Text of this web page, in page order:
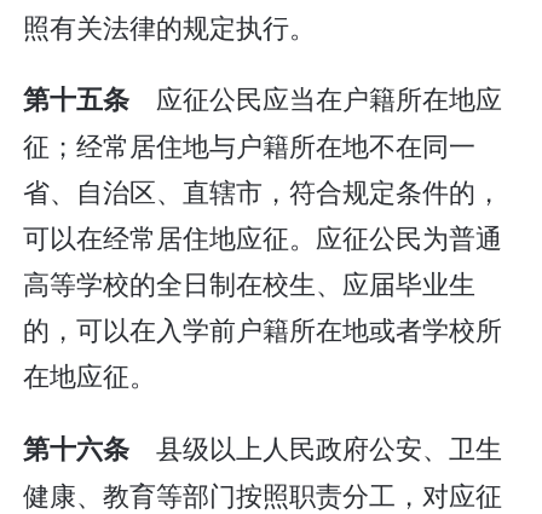
照有关法律的规定执行。
第十五条 应征公民应当在户籍所在地应
征；经常居住地与户籍所在地不在同一
省、自治区、直辖市，符合规定条件的，
可以在经常居住地应征。应征公民为普通
高等学校的全日制在校生、应届毕业生
的，可以在入学前户籍所在地或者学校所
在地应征。
第十六条 县级以上人民政府公安、卫生
健康、教育等部门按照职责分工，对应征